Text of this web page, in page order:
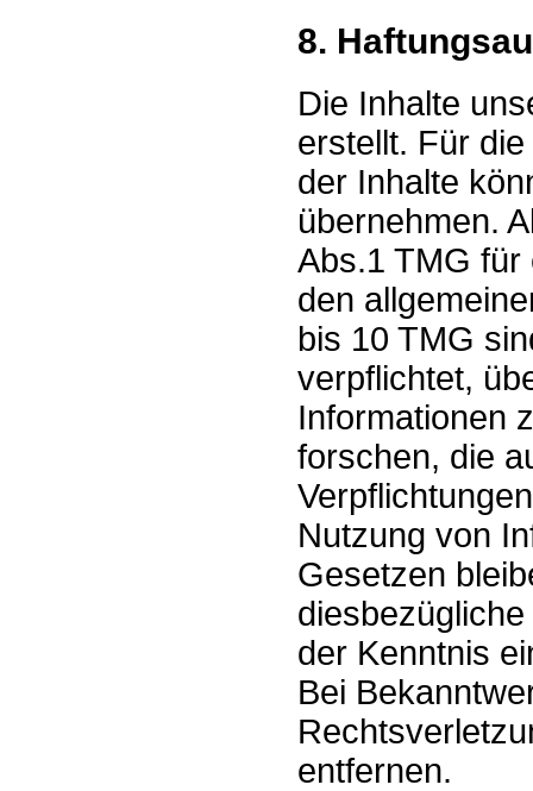
8.
Die Inhalte
erstellt. Für
der Inhalte
übernehmen.
Abs.1 TMG für
den
bis 10 TMG
verpflichtet,
Informationen
forschen, die
Nutzung von
Gesetzen
der Kenntnis
Bei
entfernen.